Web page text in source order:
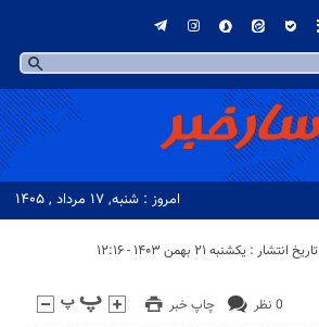
امروز : شنبه, ۱۷ مرداد , ۱۴۰۵
تاریخ انتشار : یکشنبه ۲۱ بهمن ۱۴۰۳ - ۱۲:۱۶
چاپ خبر 0 نظر